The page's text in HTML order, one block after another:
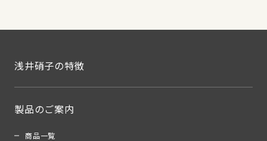
浅井硝子の特徴
製品のご案内
商品一覧